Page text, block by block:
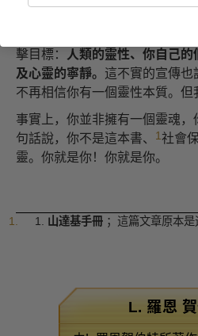
它是舊式的；簡而言之，它是虛
擊目標：
人類的靈性、你自己
及心靈的寧靜。 這不實的宣傳也
不再相信你有一個靈性本質。但
事實上，你並非擁有一個靈魂，
句話說，你不是這本書、 1 社會
靈。你就是你！你就是你。
1. 山達基手冊 ；這篇文章原本是
L. 羅恩